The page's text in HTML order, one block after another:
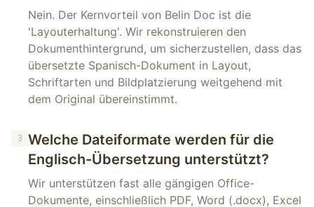
Nein. Der Kernvorteil von Belin Doc ist die
'Layouterhaltung'. Wir rekonstruieren den
Dokumenthintergrund, um sicherzustellen, dass das
übersetzte Spanisch-Dokument in Layout,
Schriftarten und Bildplatzierung weitgehend mit
dem Original übereinstimmt.
3
Welche Dateiformate werden für die
Englisch-Übersetzung unterstützt?
Wir unterstützen fast alle gängigen Office-
Dokumente, einschließlich PDF, Word (.docx), Excel